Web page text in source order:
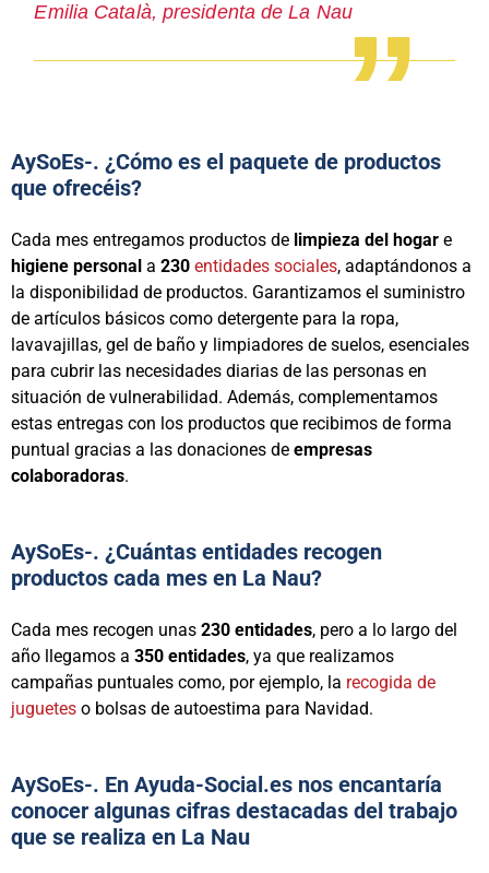
Emilia Català, presidenta de La Nau
AySoEs-. ¿Cómo es el paquete de productos
que ofrecéis?
Cada mes entregamos productos de limpieza del hogar e
higiene personal a 230 entidades sociales, adaptándonos a
la disponibilidad de productos. Garantizamos el suministro
de artículos básicos como detergente para la ropa,
lavavajillas, gel de baño y limpiadores de suelos, esenciales
para cubrir las necesidades diarias de las personas en
situación de vulnerabilidad. Además, complementamos
estas entregas con los productos que recibimos de forma
puntual gracias a las donaciones de empresas
colaboradoras.
AySoEs-. ¿Cuántas entidades recogen
productos cada mes en La Nau?
Cada mes recogen unas 230 entidades, pero a lo largo del
año llegamos a 350 entidades, ya que realizamos
campañas puntuales como, por ejemplo, la recogida de
juguetes o bolsas de autoestima para Navidad.
AySoEs-. En Ayuda-Social.es nos encantaría
conocer algunas cifras destacadas del trabajo
que se realiza en La Nau